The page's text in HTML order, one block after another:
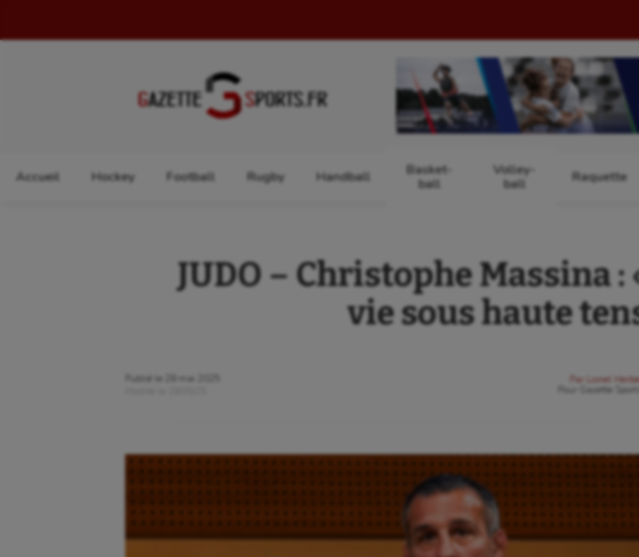
Accueil Hockey Football Rugby Handball
Basket-
ball
Volley-
ball
Raquette
JUDO – Christophe Massina :
vie sous haute
Publié le
28 mai 2025
Par
Lionel
Gazette Sports